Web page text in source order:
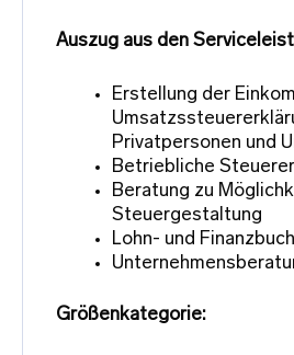
Auszug aus den
Erstellung der
Privatpersonen und
Betriebliche
Beratung zu
Steuergestaltung
Lohn- und
Größenkategorie: